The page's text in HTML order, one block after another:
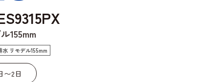
155mm
水 リモデル155mm
〜2日